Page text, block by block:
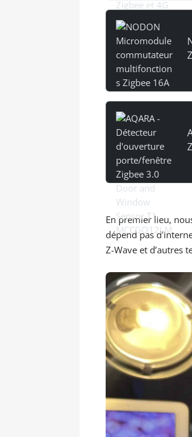
En premier lieu,
dépend pas
Z-Wave et d’autres